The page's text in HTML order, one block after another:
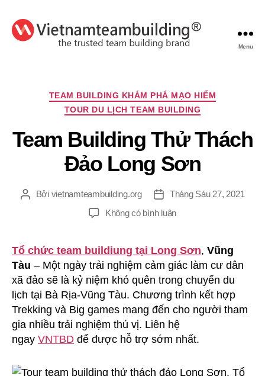
Menu
Chuyên
mục
TEAM BUILDING KHÁM PHÁ MẠO HIỂM
TOUR DU LỊCH TEAM BUILDING
Team Building Thử Thách
Đảo Long Sơn
TácBởi vietnamteambuilding.org
Ngày
đăng
Tháng Sáu 27, 2021
Không có bình luậnở
Thử
Thách
Đảo
Long
Sơn
Tổ chức team buildiung tại Long Sơn, Vũng
Tàu – Một ngày trải nghiệm cảm giác làm cư dân
xã đảo sẽ là kỷ niệm khó quên trong chuyến du
lịch tại Bà Rịa-Vũng Tàu. Chương trình kết hợp
Trekking và Big games mang đến cho người tham
gia nhiều trải nghiệm thú vị. Liên hệ
ngay VNTBD để được hỗ trợ sớm nhất.